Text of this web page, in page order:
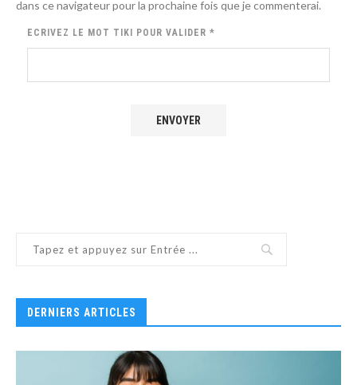
dans ce navigateur pour la prochaine fois que je commenterai.
ECRIVEZ LE MOT TIKI POUR VALIDER *
DERNIERS ARTICLES